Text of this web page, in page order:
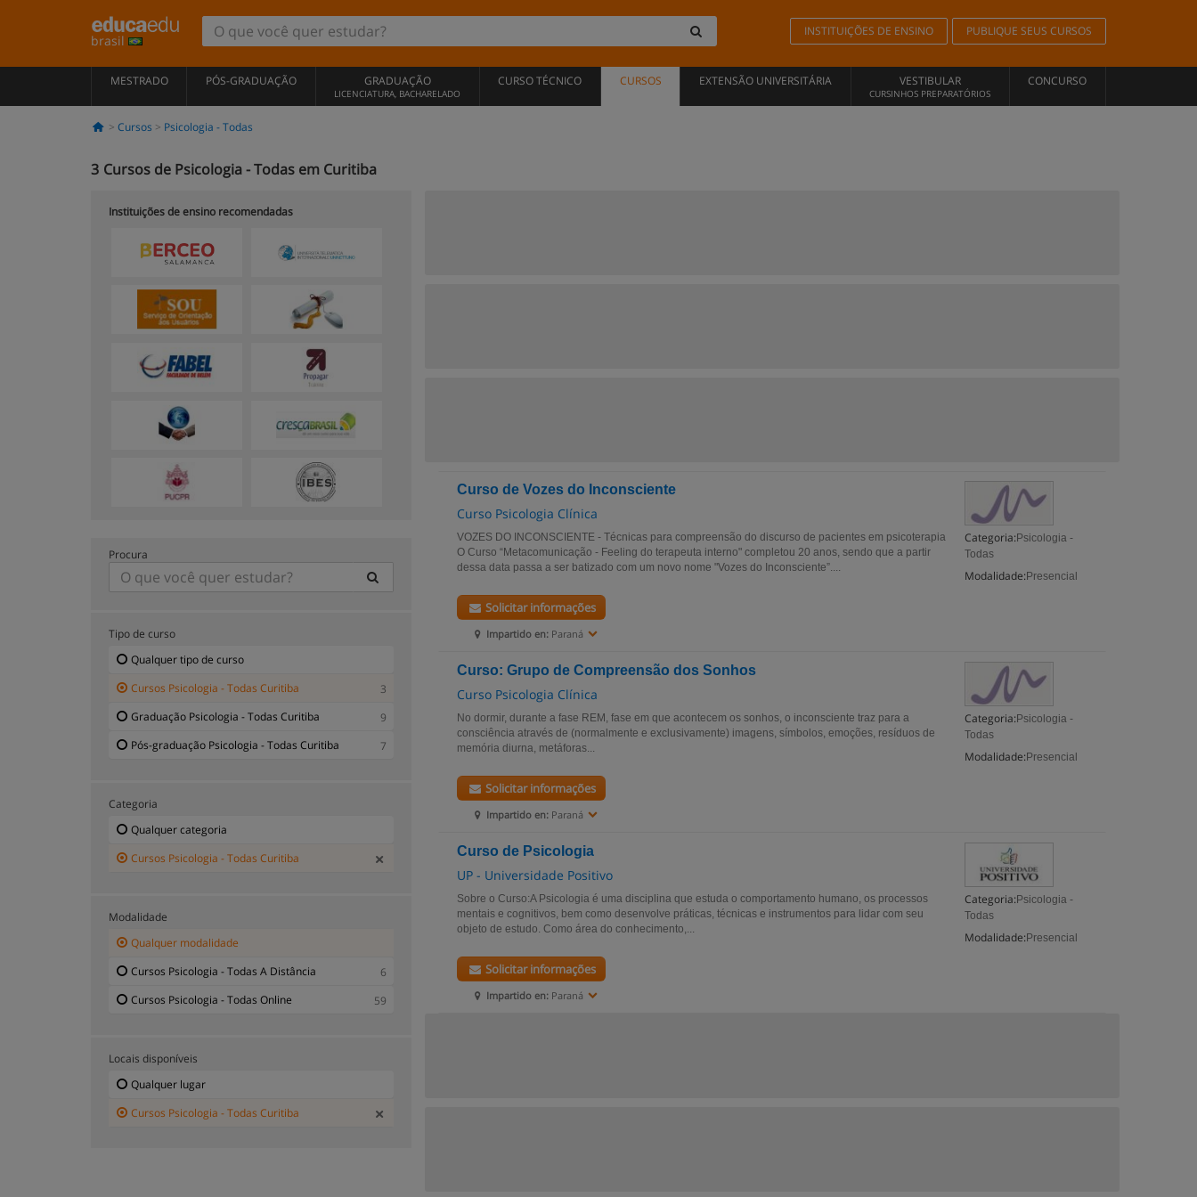
brasil
INSTITUIÇÕES DE ENSINO PUBLIQUE SEUS CURSOS
MESTRADO PÓS-GRADUAÇÃO GRADUAÇÃO
LICENCIATURA, BACHARELADO
CURSO TÉCNICO CURSOS EXTENSÃO UNIVERSITÁRIA VESTIBULAR
CURSINHOS PREPARATÓRIOS
CONCURSO
Cursos Psicologia - Todas
3 Cursos de Psicologia - Todas em Curitiba
Curso de Vozes do Inconsciente
Curso Psicologia Clínica
Categoria: Psicologia -
Todas
Modalidade: Presencial
VOZES DO INCONSCIENTE - Técnicas para compreensão do discurso de pacientes em psicoterapia
O Curso “Metacomunicação - Feeling do terapeuta interno" completou 20 anos, sendo que a partir
dessa data passa a ser batizado com um novo nome "Vozes do Inconsciente”....
Impartido en: Paraná
Solicitar informações
Curso: Grupo de Compreensão dos Sonhos
Curso Psicologia Clínica
Categoria: Psicologia -
Todas
Modalidade: Presencial
No dormir, durante a fase REM, fase em que acontecem os sonhos, o inconsciente traz para a
consciência através de (normalmente e exclusivamente) imagens, símbolos, emoções, resíduos de
memória diurna, metáforas...
Impartido en: Paraná
Solicitar informações
Curso de Psicologia
UP - Universidade Positivo
Categoria: Psicologia -
Todas
Modalidade: Presencial
Sobre o Curso:A Psicologia é uma disciplina que estuda o comportamento humano, os processos
mentais e cognitivos, bem como desenvolve práticas, técnicas e instrumentos para lidar com seu
objeto de estudo. Como área do conhecimento,...
Impartido en: Paraná
Solicitar informações
Instituições de ensino recomendadas
Procura
Tipo de curso
Qualquer tipo de curso
Cursos Psicologia - Todas Curitiba
3
Graduação Psicologia - Todas Curitiba
9
Pós-graduação Psicologia - Todas Curitiba
7
Categoria
Qualquer categoria
Cursos Psicologia - Todas Curitiba
Modalidade
Qualquer modalidade
Cursos Psicologia - Todas A Distância
6
Cursos Psicologia - Todas Online
59
Locais disponíveis
Qualquer lugar
Cursos Psicologia - Todas Curitiba